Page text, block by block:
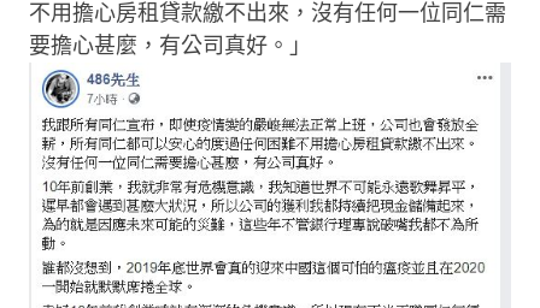
不用擔心房租貸款繳不出來，沒有任何一位同仁需
要擔心甚麼，有公司真好。」